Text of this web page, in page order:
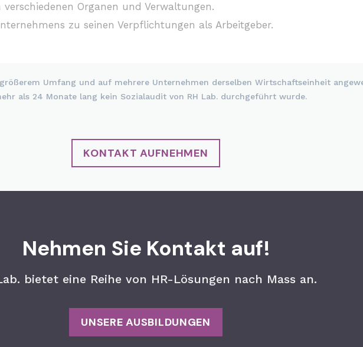
Organen und Verwaltungen.
zu seinen Verpflichtungen als Arbeitgeber.
Umfang und auf mehrere Unternehmen derselben Wirtschaftseinheit
als 24 Monate lang kein Sozialaudit von RH Lab. durchgeführt wurde.
KONTAKT AUFNEHMEN
Nehmen Sie Kontakt auf!
bietet eine Reihe von HR-Lösungen nach Mass an.
UNSERE AUSBILDUNGEN